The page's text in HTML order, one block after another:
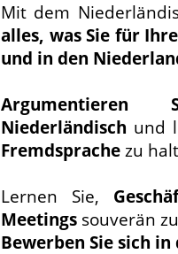
Mit dem
alles, was Sie für
und in den
Niederländisch und
Fremdsprache zu
Lernen Sie,
Meetings souverän
Bewerben Sie sich